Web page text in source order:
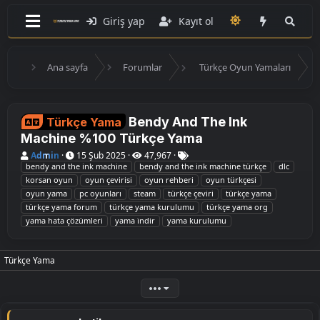
Giriş yap Kayıt ol
Ana sayfa Forumlar Türkçe Oyun Yamaları
Türkçe Yama Bendy And The Ink
Machine %100 Türkçe Yama
K
o
n
u
y
u
B
a
l
a
t
Admin
B
a
ş
l
a
n
g
ı
t
r
15 Şub 2025 47,967
E
t
i
k
e
t
l
e
bendy and the ink machine bendy and the ink machine türkçe
dlc
korsan oyun
oyun çevirisi oyun rehberi
oyun türkçesi
oyun yama
pc oyunları steam türkçe çeviri
türkçe yama
türkçe yama forum
türkçe yama kurulumu
türkçe yama org
yama hata çözümleri
yama i̇ndir yama kurulumu
Türkçe Yama
•••